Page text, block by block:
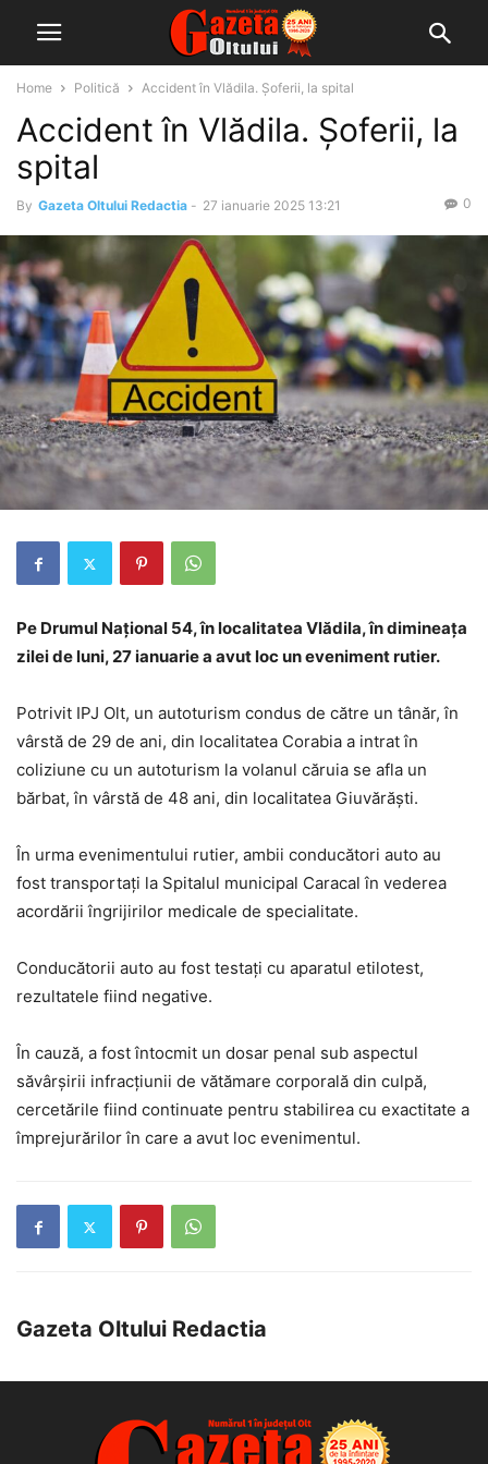
Home Politică Accident în Vlădila. Șoferii, la spital
Accident în Vlădila. Șoferii, la
spital
By Gazeta Oltului Redactia - 27 ianuarie 2025 13:21 0
Pe Drumul Național 54, în localitatea Vlădila, în dimineața
zilei de luni, 27 ianuarie a avut loc un eveniment rutier.
Potrivit IPJ Olt, un autoturism condus de către un tânăr, în
vârstă de 29 de ani, din localitatea Corabia a intrat în
coliziune cu un autoturism la volanul căruia se afla un
bărbat, în vârstă de 48 ani, din localitatea Giuvărăști.
În urma evenimentului rutier, ambii conducători auto au
fost transportați la Spitalul municipal Caracal în vederea
acordării îngrijirilor medicale de specialitate.
Conducătorii auto au fost testați cu aparatul etilotest,
rezultatele fiind negative.
În cauză, a fost întocmit un dosar penal sub aspectul
săvârșirii infracțiunii de vătămare corporală din culpă,
cercetările fiind continuate pentru stabilirea cu exactitate a
împrejurărilor în care a avut loc evenimentul.
Gazeta Oltului Redactia